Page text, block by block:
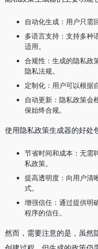
自动化生成：用户只需
多语言支持：支持多种
适用。
合规性：生成的隐私政
隐私法规。
定制化：用户可以根据
自动更新：隐私政策会
保始终合规。
使用隐私政策生成器的好处
节省时间和成本：无需
私政策。
提高透明度：向用户清
式。
增强信任：通过提供明
程序的信任。
然而，需要注意的是，虽然